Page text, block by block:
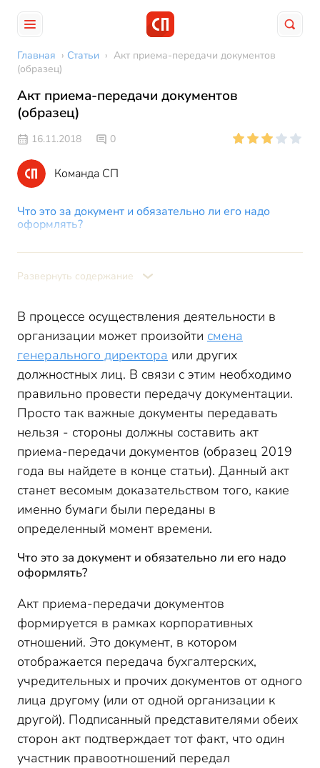
Главная › Статьи › Акт приема-передачи документов
(образец)
Акт приема-передачи документов
(образец)
16.11.2018 0
Команда СП
Что это за документ и обязательно ли его надо
оформлять?
Составление акта при смене бухгалтера
Рекомендации по оформлению акта
Развернуть содержание
В процессе осуществления деятельности в
организации может произойти смена
генерального директора или других
должностных лиц. В связи с этим необходимо
правильно провести передачу документации.
Просто так важные документы передавать
нельзя - стороны должны составить акт
приема-передачи документов (образец 2019
года вы найдете в конце статьи). Данный акт
станет весомым доказательством того, какие
именно бумаги были переданы в
определенный момент времени.
Что это за документ и обязательно ли его надо
оформлять?
Акт приема-передачи документов
формируется в рамках корпоративных
отношений. Это документ, в котором
отображается передача бухгалтерских,
учредительных и прочих документов от одного
лица другому (или от одной организации к
другой). Подписанный представителями обеих
сторон акт подтверждает тот факт, что один
участник правоотношений передал